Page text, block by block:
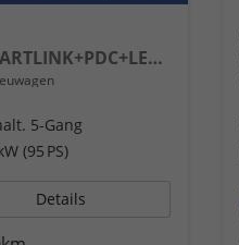
Extra Plus KAMERA+KLIMA+SMARTLINK+PDC+LED+TEMPOMAT
5-Gang
(95 PS)
Details